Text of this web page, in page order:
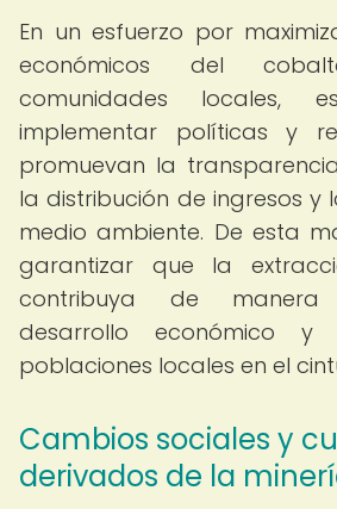
En un esfuerzo por
económicos del
comunidades locales,
implementar políticas y
promuevan la
la distribución de ingresos y
medio ambiente. De esta
garantizar que la
contribuya de manera
desarrollo económico
poblaciones locales en el
Cambios sociales y
derivados de la